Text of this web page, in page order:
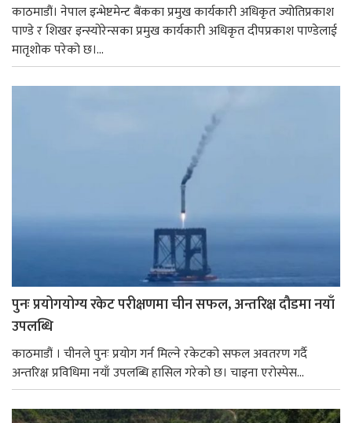
काठमाडौं। नेपाल इन्भेष्टमेन्ट बैंकका प्रमुख कार्यकारी अधिकृत ज्योतिप्रकाश
पाण्डे र शिखर इन्स्योरेन्सका प्रमुख कार्यकारी अधिकृत दीपप्रकाश पाण्डेलाई
मातृशोक परेको छ।...
पुनः प्रयोगयोग्य रकेट परीक्षणमा चीन सफल, अन्तरिक्ष दौडमा नयाँ
उपलब्धि
काठमाडौं । चीनले पुनः प्रयोग गर्न मिल्ने रकेटको सफल अवतरण गर्दै
अन्तरिक्ष प्रविधिमा नयाँ उपलब्धि हासिल गरेको छ। चाइना एरोस्पेस...